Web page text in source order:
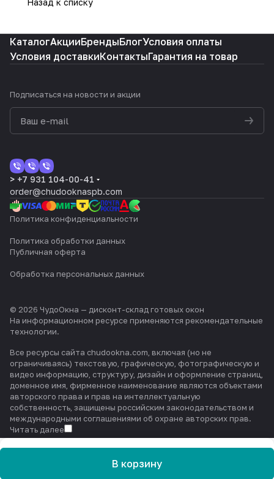
В корзину
КаталогАкцииБрендыБлогУсловия оплаты
Условия доставкиКонтактыГарантия на товар
Подписаться на новости и акции
> +7 931 104-00-41
order@chudooknaspb.com
Политика конфиденциальности
Политика обработки данных
Публичная оферта
Обработка персональных данных
© 2026 ЧудоОкна — дисконт-склад готовых окон
На информационном ресурсе применяются рекомендательные
технологии.
Все ресурсы сайта chudookna.com, включая (но не
ограничиваясь) текстовую, графическую, фотографическую и
видео информацию, структуру, дизайн и оформление страниц,
доменное имя, фирменное наименование являются объектами
авторского права и прав на интеллектуальную
собственность, защищены российским законодательством и
международными соглашениями об охране авторских прав.
Читать далее